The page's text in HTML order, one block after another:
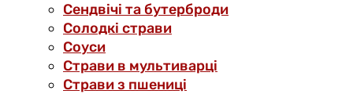
Сендвічі та бутерброди
Солодкі страви
Соуси
Страви в мультиварці
Страви з пшениці